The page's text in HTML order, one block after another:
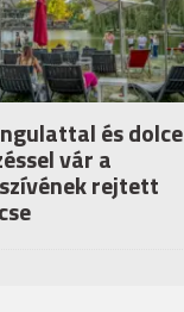
és dolce
vár a
rejtett